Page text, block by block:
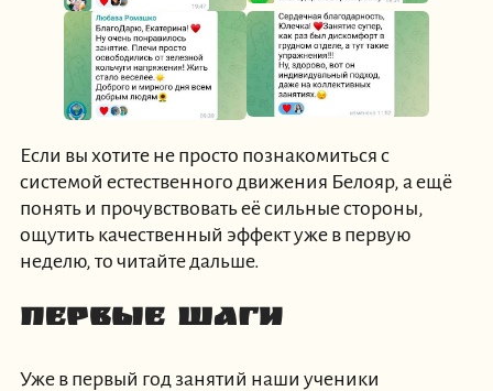
Если вы хотите не просто познакомиться с
системой естественного движения Белояр, а ещё
понять и прочувствовать её сильные стороны,
ощутить качественный эффект уже в первую
неделю, то читайте дальше.
Первые шаги
Уже в первый год занятий наши ученики